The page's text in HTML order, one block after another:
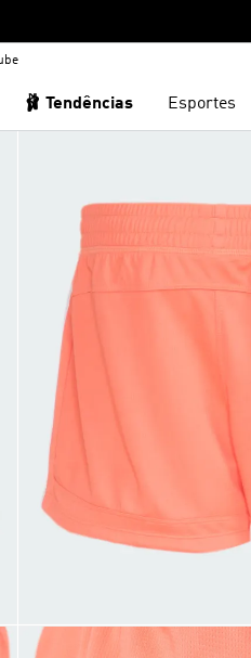
🩰 Tendências Esportes